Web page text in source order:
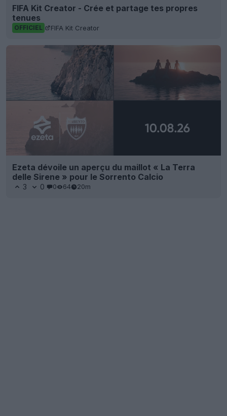
FIFA Kit Creator - Crée et partage tes propres
tenues
OFFICIEL FIFA Kit Creator
Ezeta dévoile un aperçu du maillot « La Terra
delle Sirene » pour le Sorrento Calcio
3 0 0 64 20m